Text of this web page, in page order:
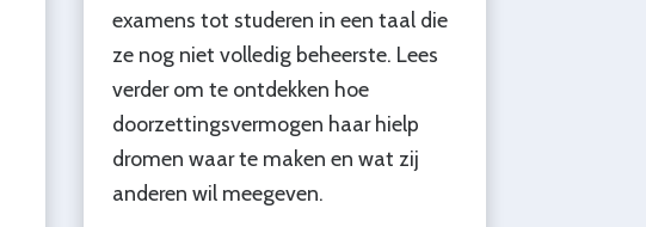
examens tot studeren in een taal die
ze nog niet volledig beheerste. Lees
verder om te ontdekken hoe
doorzettingsvermogen haar hielp
dromen waar te maken en wat zij
anderen wil meegeven.